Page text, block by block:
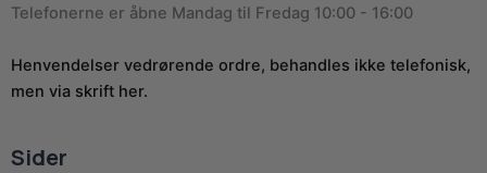
Telefonerne er åbne Mandag til Fredag 10:00 - 16:00
Henvendelser vedrørende ordre, behandles ikke telefonisk,
men via skrift her.
Sider